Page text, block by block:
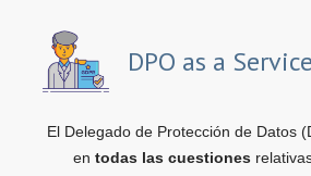
DPO as a Service
El Delegado de Protección de Datos
en todas las cuestiones